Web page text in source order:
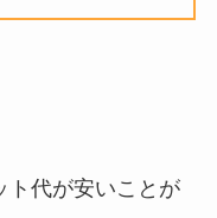
ト代が安いことが